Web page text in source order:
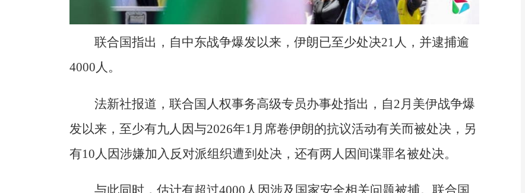
联合国指出，自中东战争爆发以来，伊朗已至少处决21人，并逮捕逾
4000人。
法新社报道，联合国人权事务高级专员办事处指出，自2月美伊战争爆
发以来，至少有九人因与2026年1月席卷伊朗的抗议活动有关而被处决，另
有10人因涉嫌加入反对派组织遭到处决，还有两人因间谍罪名被处决。
与此同时，估计有超过4000人因涉及国家安全相关问题被捕。联合国